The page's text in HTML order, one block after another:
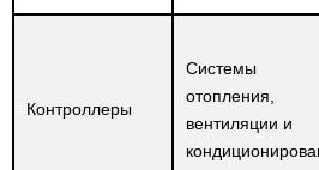
Пассивные датчики
серия TS
Пассивные датчики
Контроллеры
Системы
отопления,
вентиляции и